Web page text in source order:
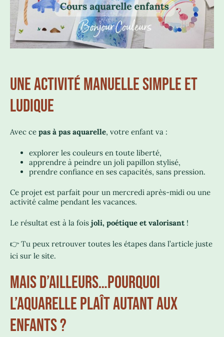
UNE ACTIVITÉ MANUELLE SIMPLE ET
LUDIQUE
Avec ce pas à pas aquarelle, votre enfant va :
explorer les couleurs en toute liberté,
apprendre à peindre un joli papillon stylisé,
prendre confiance en ses capacités, sans pression.
Ce projet est parfait pour un mercredi après-midi ou une
activité calme pendant les vacances.
Le résultat est à la fois joli, poétique et valorisant!
👉 Tu peux retrouver toutes les étapes dans l’article juste
ici sur le site.
MAIS D’AILLEURS…POURQUOI
L’AQUARELLE PLAÎT AUTANT AUX
ENFANTS ?